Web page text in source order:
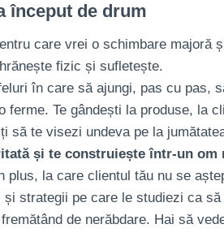
început de drum
care vrei o schimbare
fizic și sufletește.
în care să ajungi, pas cu pas,
Te gândești la produse, la
să te visezi undeva pe la
și te construiește într-un
plus, la care clientul tău nu se
strategii pe care le studiezi ca
de nerăbdare. Hai să